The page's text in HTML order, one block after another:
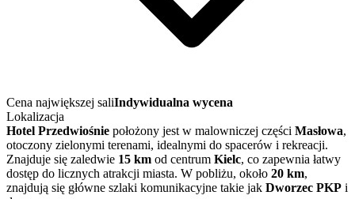
Cena największej saliIndywidualna wycena
Lokalizacja
Hotel Przedwiośnie położony jest w malowniczej części Masłowa,
otoczony zielonymi terenami, idealnymi do spacerów i rekreacji.
Znajduje się zaledwie 15 km od centrum Kielc, co zapewnia łatwy
dostęp do licznych atrakcji miasta. W pobliżu, około 20 km,
znajdują się główne szlaki komunikacyjne takie jak Dworzec PKP i